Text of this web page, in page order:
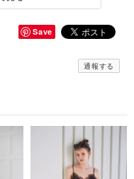
Save
通報する